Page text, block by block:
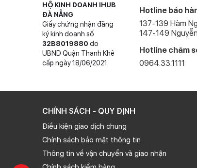
Tai thỏ được thu gọn đáng kể
Qua đến iPhone 12, thì phần khuyết được
nâng cao trải nghiệm hình ảnh đáng kể.
HỘ KINH DOANH IHUB
ĐÀ NẴNG
Giấy chứng nhận đăng
ký kinh doanh số
32B8019880 do
UBND Quận Thanh Khê
cấp ngày 18/06/2021
Hotline bảo
137-139 Hàm
147-149
Hotline chăm
0964.33.1111
CHÍNH SÁCH - QUY ĐỊNH
Điều kiện giao dịch chung
Chính sách bảo mật thông tin
Thông tin về vận chuyển và giao nhận